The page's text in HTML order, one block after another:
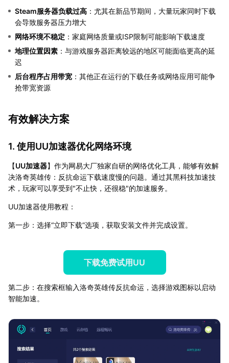
Steam服务器负载过高 ：尤其在新品节期间，大量玩家同时下载
会导致服务器压力增大
网络环境不稳定 ：家庭网络质量或ISP限制可能影响下载速度
地理位置因素 ：与游戏服务器距离较远的地区可能面临更高的延
迟
后台程序占用带宽 ：其他正在运行的下载任务或网络应用可能争
抢带宽资源
有效解决方案
1. 使用UU加速器优化网络环境
【UU加速器】作为网易大厂独家自研的网络优化工具，能够有效解
决洛奇英雄传：反抗命运下载速度慢的问题。通过其黑科技加速技
术，玩家可以享受到"不止快，还很稳"的加速服务。
UU加速器使用教程：
第一步：选择“立即下载”选项，获取安装文件并完成设置。
下载免费试用UU
第二步：在搜索框输入洛奇英雄传反抗命运，选择游戏图标以启动
智能加速。